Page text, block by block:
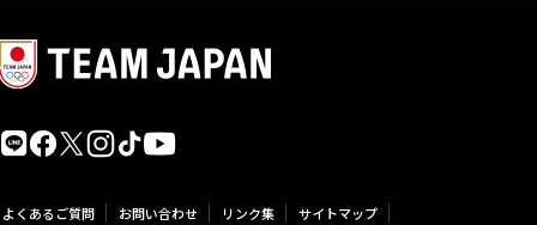
よくあるご質問 お問い合わせ リンク集 サイトマップ